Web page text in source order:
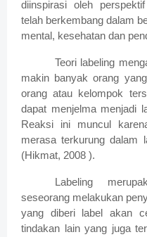
diinspirasi oleh
telah berkembang dalam
mental, kesehatan dan
Teori labeling
makin banyak orang
orang atau kelompok
dapat menjelma menjadi
Reaksi ini muncul
merasa terkurung dalam
(Hikmat, 2008 ).
Labeling
seseorang melakukan
yang diberi label akan
tindakan lain yang juga